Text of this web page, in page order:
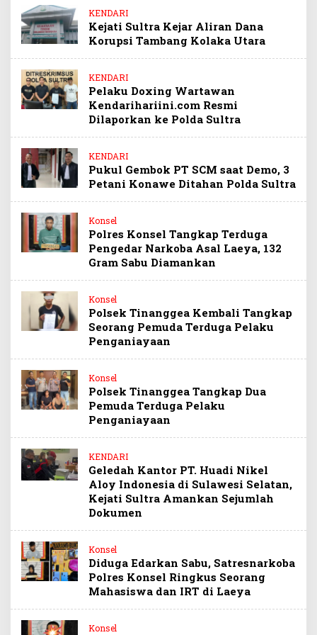
KENDARI
Kejati Sultra Kejar Aliran Dana
Korupsi Tambang Kolaka Utara
KENDARI
Pelaku Doxing Wartawan
Kendarihariini.com Resmi
Dilaporkan ke Polda Sultra
KENDARI
Pukul Gembok PT SCM saat Demo, 3
Petani Konawe Ditahan Polda Sultra
Konsel
Polres Konsel Tangkap Terduga
Pengedar Narkoba Asal Laeya, 132
Gram Sabu Diamankan
Konsel
Polsek Tinanggea Kembali Tangkap
Seorang Pemuda Terduga Pelaku
Penganiayaan
Konsel
Polsek Tinanggea Tangkap Dua
Pemuda Terduga Pelaku
Penganiayaan
KENDARI
Geledah Kantor PT. Huadi Nikel
Aloy Indonesia di Sulawesi Selatan,
Kejati Sultra Amankan Sejumlah
Dokumen
Konsel
Diduga Edarkan Sabu, Satresnarkoba
Polres Konsel Ringkus Seorang
Mahasiswa dan IRT di Laeya
Konsel